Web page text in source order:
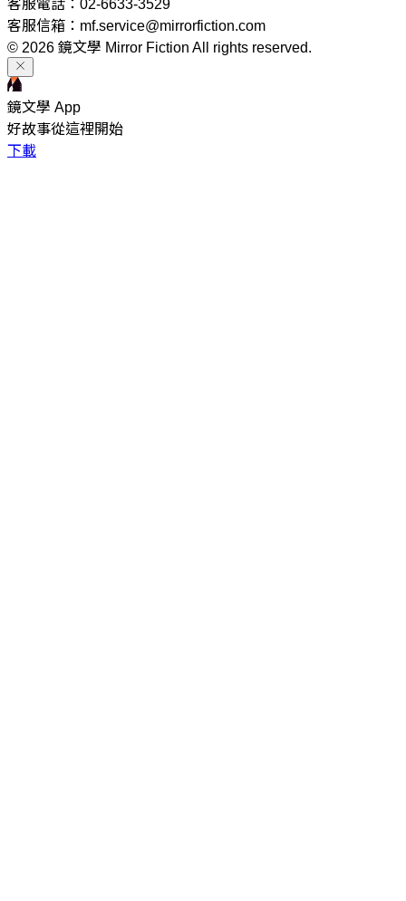
客服電話：02-6633-3529
客服信箱：mf.service@mirrorfiction.com
© 2026 鏡文學 Mirror Fiction All rights reserved.
鏡文學 App
好故事從這裡開始
下載